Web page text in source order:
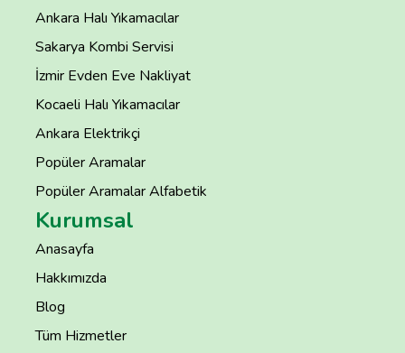
Ankara Halı Yıkamacılar
Sakarya Kombi Servisi
İzmir Evden Eve Nakliyat
Kocaeli Halı Yıkamacılar
Ankara Elektrikçi
Popüler Aramalar
Popüler Aramalar Alfabetik
Kurumsal
Anasayfa
Hakkımızda
Blog
Tüm Hizmetler